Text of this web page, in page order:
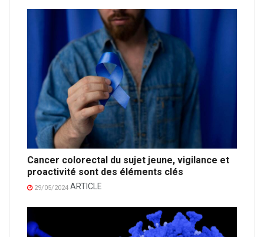
Cancer colorectal du sujet jeune, vigilance et
proactivité sont des éléments clés
29/05/2024 ARTICLE